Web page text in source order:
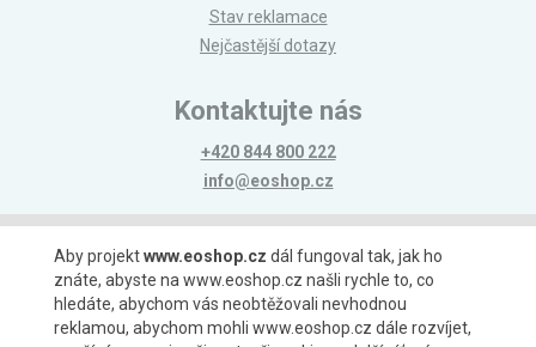
Stav reklamace
Nejčastější dotazy
Kontaktujte nás
+420 844 800 222
info@eoshop.cz
Možnosti platby
Aby projektwww.eoshop.cz dál fungoval tak, jak ho
znáte, abyste na www.eoshop.cz našli rychle to, co
hledáte, abychom vás neobtěžovali nevhodnou
reklamou, abychom mohli www.eoshop.cz dále rozvíjet,